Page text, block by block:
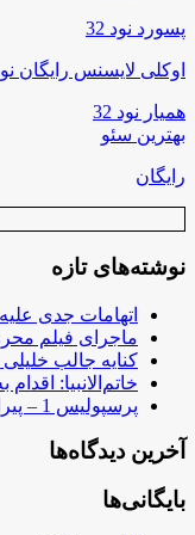
پسورد نود 32
اوکلی لایسنس رایگان نود
همیار نود 32
بهترین سئو
رایگان
نوشته‌های تازه
اتهامات جدی
ماجرای فیلم
کنایه جالب
خاتم‌الانبیا:
پرسپولیس 1 – پیرامیدز 0: شکست قهرمان آفریقا!
آخرین دیدگاه‌ها
بایگانی‌ها